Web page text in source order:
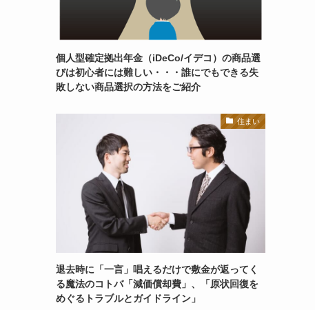
個人型確定拠出年金（iDeCo/イデコ）の商品選
びは初心者には難しい・・・誰にでもできる失
敗しない商品選択の方法をご紹介
住まい
退去時に「一言」唱えるだけで敷金が返ってく
る魔法のコトバ「減価償却費」、「原状回復を
めぐるトラブルとガイドライン」